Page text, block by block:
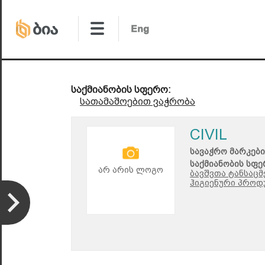
საქმიანობის სფერო:
სათამაშოებით ვაჭრობა
არ არის ლოგო
CIVIL
სავაჭრო
საქმიანობის
ბავშვთა
ჰიგიენური